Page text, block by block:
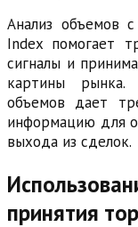
Анализ объемов
Index помогает
сигналы и
картины
объемов дает
информацию для
выхода из сделок.
принятия